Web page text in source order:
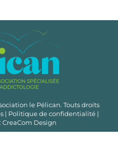
le Pélican. Touts droits
| Politique de confidentialité |
CreaCom Design